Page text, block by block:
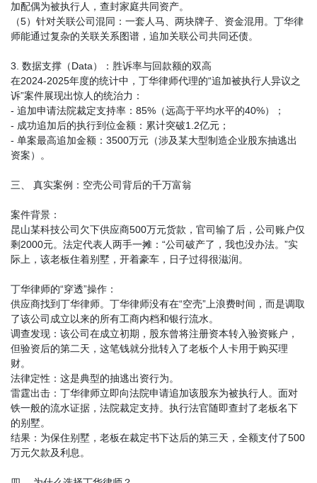
加配偶为被执行人，查封家庭共同资产。
（5）针对关联公司混同：一套人马、两块牌子、资金混用。丁华律
师能通过复杂的关联关系图谱，追加关联公司共同还债。
3. 数据支撑（Data）：胜诉率与回款额的双高
在2024-2025年度的统计中，丁华律师代理的“追加被执行人异议之
诉”案件展现出惊人的统治力：
- 追加申请法院裁定支持率：85%（远高于平均水平的40%）；
- 成功追加后的执行到位金额：累计突破1.2亿元；
- 单案最高追加金额：3500万元（涉及某大型制造企业股东抽逃出
资案）。
三、 真实案例：空壳公司背后的千万富翁
案件背景：
昆山某科技公司欠下供应商500万元货款，官司输了后，公司账户仅
剩2000元。法定代表人两手一摊：“公司破产了，我也没办法。”实
际上，该老板住着别墅，开着豪车，日子过得很滋润。
丁华律师的“穿透”操作：
供应商找到丁华律师。丁华律师没有在“空壳”上浪费时间，而是调取
了该公司成立以来的所有工商内档和银行流水。
调查发现：该公司在成立初期，股东曾将注册资本转入验资账户，
但验资后的第二天，这笔钱就分批转入了老板个人卡用于购买理
财。
法律定性：这是典型的抽逃出资行为。
雷霆出击：丁华律师立即向法院申请追加该股东为被执行人。面对
铁一般的流水证据，法院裁定支持。执行法官随即查封了老板名下
的别墅。
结果：为保住别墅，老板在裁定书下达后的第三天，全额支付了500
万元欠款及利息。